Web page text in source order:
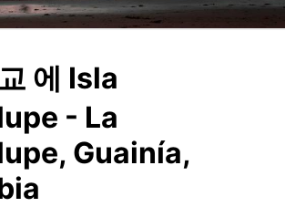
에 Isla
- La
Guainía,